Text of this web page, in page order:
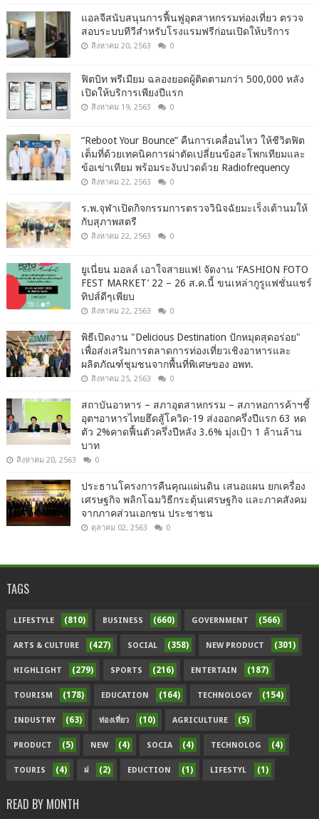
แอลจีสนับสนุนการฟื้นฟูอุตสาหกรรมท่องเที่ยว ตรวจ
สอบระบบทีวีสำหรับโรงแรมฟรีก่อนเปิดให้บริการ
สิงหาคม 20, 2563 0
ฟิตบิท พรีเมียม ฉลองยอดผู้ติดตามกว่า 500,000 หลัง
เปิดให้บริการเพียงปีแรก
สิงหาคม 19, 2563 0
“Reboot Your Bounce” คืนการเคลื่อนไหว ให้ชีวิตฟิต
เต็มที่ด้วยเทคนิคการผ่าตัดเปลี่ยนข้อสะโพกเทียมและ
ข้อเข่าเทียม พร้อมระงับปวดด้วย Radiofrequency
สิงหาคม 22, 2563 0
ร.พ.จุฬาเปิดกิจกรรมการตรวจวินิจฉัยมะเร็งเต้านมให้
กับสุภาพสตรี
สิงหาคม 22, 2563 0
ยูเนี่ยน มอลล์ เอาใจสายแฟ! จัดงาน ‘FASHION FOTO
FEST MARKET’ 22 – 26 ส.ค.นี้ ขนเหล่ากูรูแฟชั่นแชร์
ทิปส์ดีๆเพียบ
สิงหาคม 22, 2563 0
พิธีเปิดงาน "Delicious Destination ปักหมุดสุดอร่อย"
เพื่อส่งเสริมการตลาดการท่องเที่ยวเชิงอาหารและ
ผลิตภัณฑ์ชุมชนจากพื้นที่พิเศษของ อพท.
สิงหาคม 25, 2563 0
สถาบันอาหาร – สภาอุตสาหกรรม – สภาหอการค้าฯชี้
อุตฯอาหารไทยฮึดสู้โควิด-19 ส่งออกครึ่งปีแรก 63 หด
ตัว 2%คาดฟื้นตัวครึ่งปีหลัง 3.6% มุ่งเป้า 1 ล้านล้าน
บาท
สิงหาคม 20, 2563 0
ประธานโครงการคืนคุณแผ่นดิน เสนอแผน ยกเครื่อง
เศรษฐกิจ พลิกโฉมวิธีกระตุ้นเศรษฐกิจ และภาคสังคม
จากภาคส่วนเอกชน ประชาชน
ตุลาคม 02, 2563 0
TAGS
LIFESTYLE (810) BUSINESS (660) GOVERNMENT (566)
ARTS & CULTURE (427) SOCIAL (358) NEW PRODUCT (301)
HIGHLIGHT (279) SPORTS (216) ENTERTAIN (187)
TOURISM (178) EDUCATION (164) TECHNOLOGY (154)
INDUSTRY (63) ท่องเที่ยว (10) AGRICULTURE (5)
PRODUCT (5) NEW (4) SOCIA (4) TECHNOLOG (4)
TOURIS (4) ฝ (2) EDUCTION (1) LIFESTYL (1)
READ BY MONTH